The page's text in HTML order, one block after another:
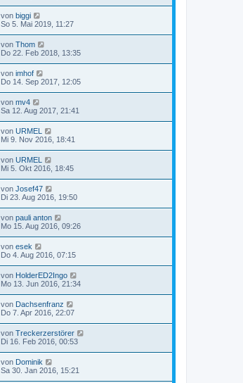
von biggi
So 5. Mai 2019, 11:27
von Thom
Do 22. Feb 2018, 13:35
von imhof
Do 14. Sep 2017, 12:05
von mv4
Sa 12. Aug 2017, 21:41
von URMEL
Mi 9. Nov 2016, 18:41
von URMEL
Mi 5. Okt 2016, 18:45
von Josef47
Di 23. Aug 2016, 19:50
von pauli anton
Mo 15. Aug 2016, 09:26
von esek
Do 4. Aug 2016, 07:15
von HolderED2Ingo
Mo 13. Jun 2016, 21:34
von Dachsenfranz
Do 7. Apr 2016, 22:07
von Treckerzerstörer
Di 16. Feb 2016, 00:53
von Dominik
Sa 30. Jan 2016, 15:21